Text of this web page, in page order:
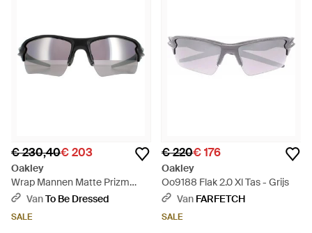
€ 230,40€ 203
Oakley
Wrap Mannen Matte Prizm
Gepolariseerd Flak 2.0 Xl - Grijs
VanTo Be Dressed
SALE
€ 220€ 176
Oakley
Oo9188 Flak 2.0 Xl Tas - Grijs
Van FARFETCH
SALE